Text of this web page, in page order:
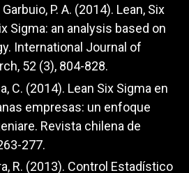
P. A. (2014). Lean, Six
Sigma: an analysis based on
International Journal of
52 (3), 804-828.
C. (2014). Lean Six Sigma en
empresas: un enfoque
Revista chilena de
277.
R. (2013). Control Estadístico